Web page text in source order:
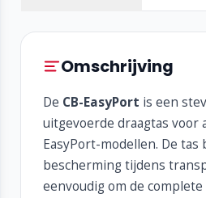
Omschrijving
De CB-EasyPort is een
uitgevoerde draagtas voor
EasyPort-modellen. De tas
bescherming tijdens
eenvoudig om de